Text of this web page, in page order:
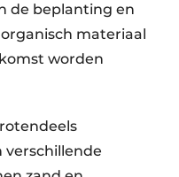
de beplanting en
materiaal
worden
verschillende